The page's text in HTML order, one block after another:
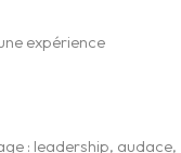
expérience
: leadership, audace,